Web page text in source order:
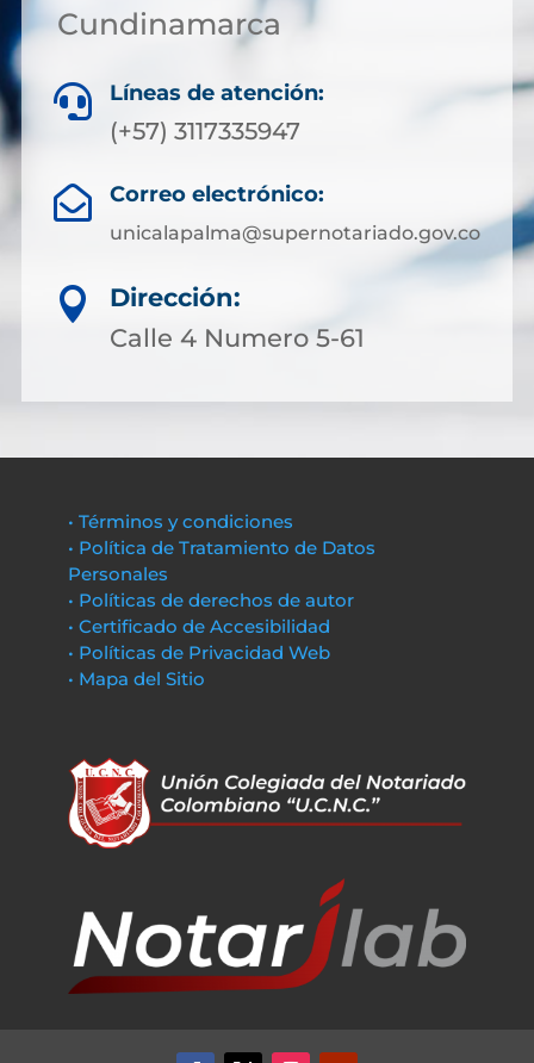
Cundinamarca
 Líneas de atención:
(+57) 3117335947
 Correo electrónico:
unicalapalma@supernotariado.gov.co

Dirección:
Calle 4 Numero 5-61
• Términos y condiciones
• Política de Tratamiento de Datos
Personales
• Políticas de derechos de autor
• Certificado de Accesibilidad
• Políticas de Privacidad Web
• Mapa del Sitio